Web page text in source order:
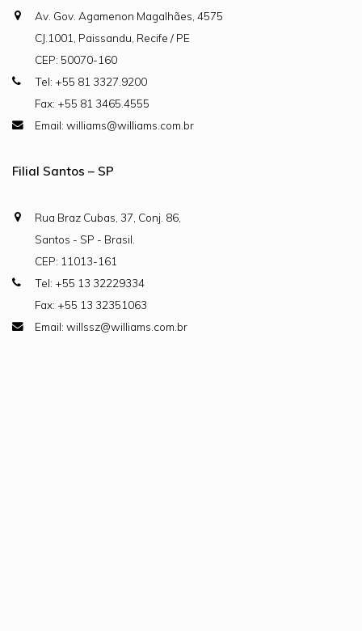
Av. Gov. Agamenon Magalhães, 4575
CJ.1001, Paissandu, Recife / PE
CEP: 50070-160
Tel: +55 81 3327.9200
Fax: +55 81 3465.4555
Email: williams@williams.com.br
Filial Santos – SP
Rua Braz Cubas, 37, Conj. 86,
Santos - SP - Brasil.
CEP: 11013-161
Tel: +55 13 32229334
Fax: +55 13 32351063
Email: willssz@williams.com.br